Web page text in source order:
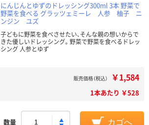
にんじんとゆずのドレッシング300ml 3本 野菜で
野菜を食べる グラッツェミーレ 人参 柚子 ニ
ンジン ユズ
子どもに野菜を食べさせたい、そんな親の想いからで
きた優しいドレッシング。野菜で野菜を食べるドレッ
シング 人参とゆず
販売価格（税込） ￥1,584
1本あたり ￥528
数量 カゴへ